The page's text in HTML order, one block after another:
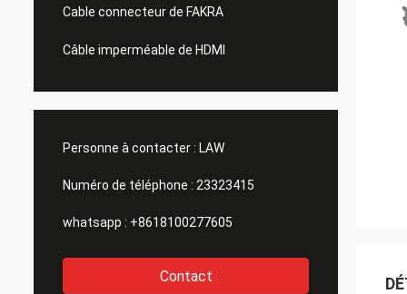
Cable connecteur de FAKRA
Câble imperméable de HDMI
Personne à contacter : LAW
Numéro de téléphone : 23323415
whatsapp : +8618100277605
Contact